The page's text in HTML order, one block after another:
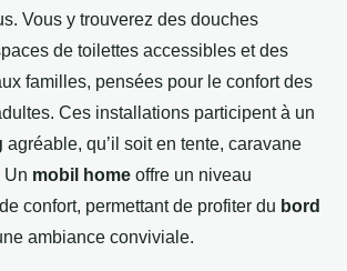
Vous y trouverez des douches
de toilettes accessibles et des
familles, pensées pour le confort des
Ces installations participent à un
agréable, qu’il soit en tente, caravane
Un mobil home offre un niveau
confort, permettant de profiter du bord
ambiance conviviale.